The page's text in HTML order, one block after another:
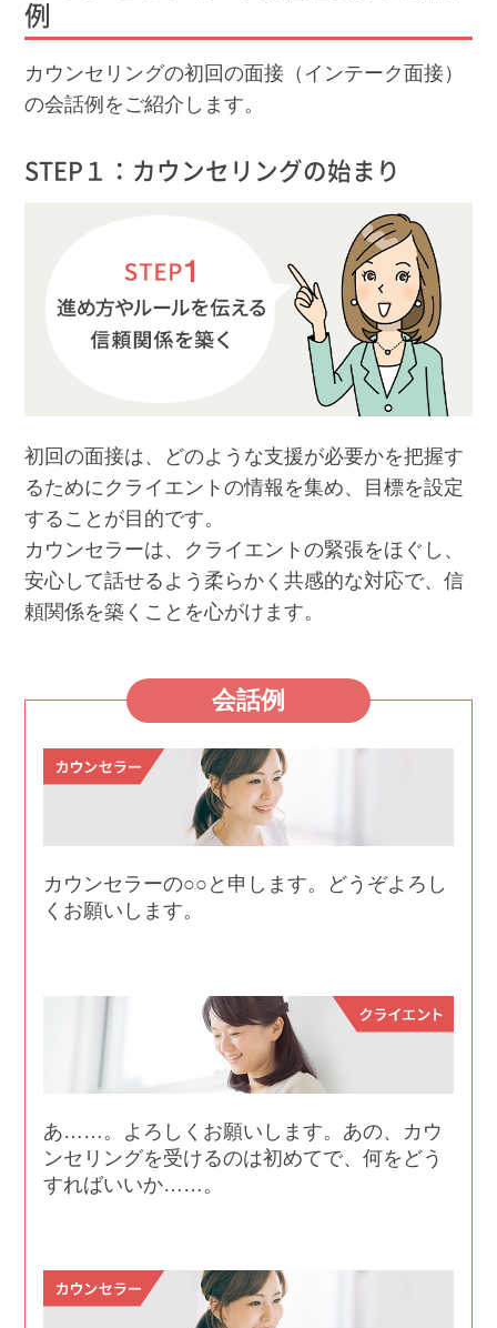
例
カウンセリングの初回の面接（インテーク面接）
の会話例をご紹介します。
STEP１：カウンセリングの始まり
初回の面接は、どのような支援が必要かを把握す
るためにクライエントの情報を集め、目標を設定
することが目的です。
カウンセラーは、クライエントの緊張をほぐし、
安心して話せるよう柔らかく共感的な対応で、信
頼関係を築くことを心がけます。
会話例
カウンセラーの○○と申します。どうぞよろし
くお願いします。
あ……。よろしくお願いします。あの、カウ
ンセリングを受けるのは初めてで、何をどう
すればいいか……。